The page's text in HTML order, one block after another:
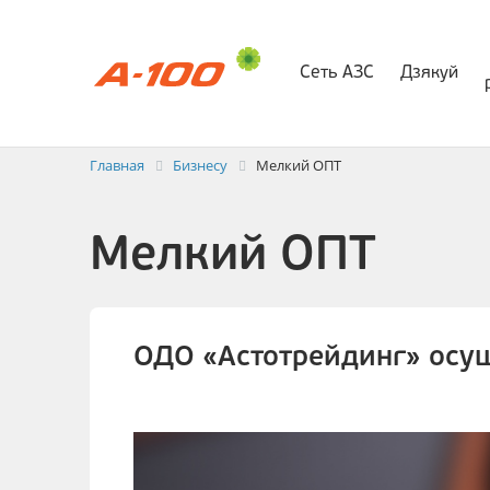
Сеть АЗС Дзякуй
Главная Бизнесу Мелкий ОПТ
Мелкий ОПТ
ОДО «Астотрейдинг»